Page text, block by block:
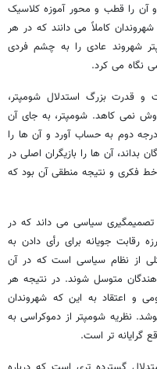
آن را قطب و محور آموزه کلاسیک
کاملاً می دانند که در هر
شهروند عادی را به چشم فردی
نگاه می کرد.
و قدرت بزرگ استدلال شومپتر،
نمی کاهد. شومپتر، به جای آن
دوم به حساب آورد و آن ها را
آن ها را بازیگران اصلی در
فکری و نتیجه منطقی آن بود که
تصمیمگیری سیاسی می داند که در
رقابت جویانه برای رأی دادن به
از نظام سیاسی است که در آن
متوسل شوند. در نتیجه هر
و اعتقاد به این که شهروندان
نظریه شومپتر از دموکراسی به
گرایانه تر است.